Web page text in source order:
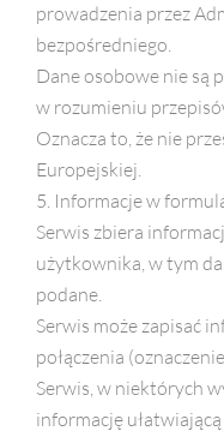
prowadzenia przez
bezpośredniego.
Dane osobowe nie są
w rozumieniu
Oznacza to, że nie
Europejskiej.
5. Informacje w
Serwis zbiera
użytkownika, w tym
podane.
Serwis może zapisać
połączenia
Serwis, w niektórych
informację